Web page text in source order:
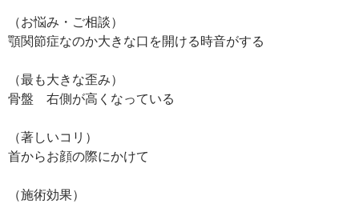
（お悩み・ご相談）
顎関節症なのか大きな口を開ける時音がする
（最も大きな歪み）
骨盤 右側が高くなっている
（著しいコリ）
首からお顔の際にかけて
（施術効果）